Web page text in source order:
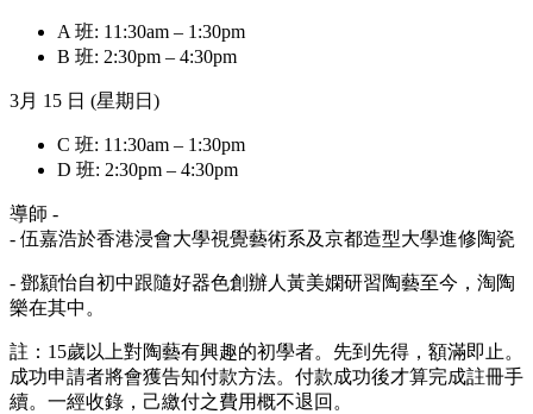
A 班: 11:30am – 1:30pm
B 班: 2:30pm – 4:30pm
3月 15 日 (星期日)
C 班: 11:30am – 1:30pm
D 班: 2:30pm – 4:30pm
導師 -
- 伍嘉浩於香港浸會大學視覺藝術系及京都造型大學進修陶瓷
- 鄧顈怡自初中跟隨好器色創辦人黃美嫻研習陶藝至今，淘陶
樂在其中。
註：15歲以上對陶藝有興趣的初學者。先到先得，額滿即止。
成功申請者將會獲告知付款方法。付款成功後才算完成註冊手
續。一經收錄，己繳付之費用概不退回。